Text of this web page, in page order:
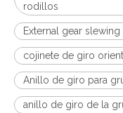
rodillos
External gear slewing
cojinete de giro
Anillo de giro para
anillo de giro de la